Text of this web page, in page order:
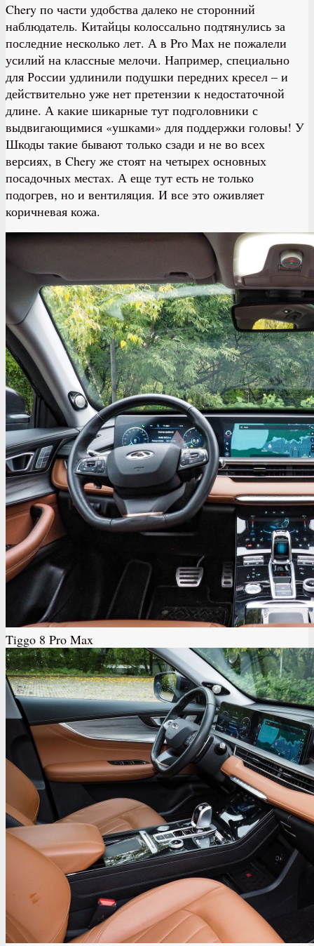
Chery по части удобства далеко не сторонний
наблюдатель. Китайцы колоссально подтянулись за
последние несколько лет. А в Pro Max не пожалели
усилий на классные мелочи. Например, специально
для России удлинили подушки передних кресел – и
действительно уже нет претензии к недостаточной
длине. А какие шикарные тут подголовники с
выдвигающимися «ушками» для поддержки головы! У
Шкоды такие бывают только сзади и не во всех
версиях, в Chery же стоят на четырех основных
посадочных местах. А еще тут есть не только
подогрев, но и вентиляция. И все это оживляет
коричневая кожа.
Tiggo 8 Pro Max